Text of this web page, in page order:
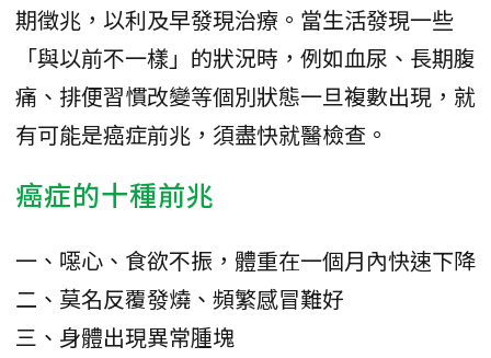
期徵兆，以利及早發現治療。當生活發現一些
「與以前不一樣」的狀況時，例如血尿、長期腹
痛、排便習慣改變等個別狀態一旦複數出現，就
有可能是癌症前兆，須盡快就醫檢查。
癌症的十種前兆
一、噁心、食欲不振，體重在一個月內快速下降
二、莫名反覆發燒、頻繁感冒難好
三、身體出現異常腫塊